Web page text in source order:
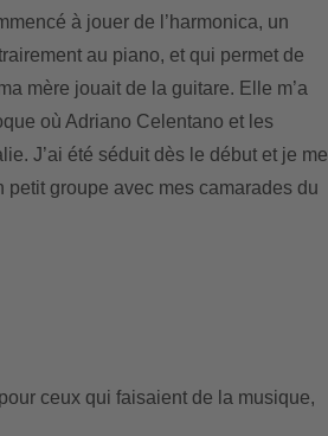
à jouer de l’harmonica, un
au piano, et qui permet de
mère jouait de la guitare. Elle m’a
où Adriano Celentano et les
J’ai été séduit dès le début et je me
petit groupe avec mes camarades du
ceux qui faisaient de la musique,